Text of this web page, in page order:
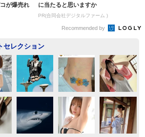
が爆売れ
に当たると思いますか
PR(合同会社デジタルファーム )
Recommended by
セレクション